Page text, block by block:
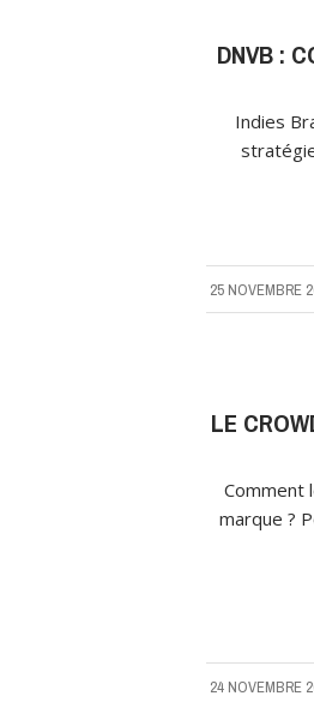
DNVB :
Indies
25 NOVEMBRE
LE
Comment
marque ?
24 NOVEMBRE